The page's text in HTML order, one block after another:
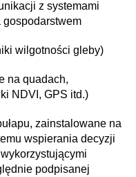
z systemami
wilgotności gleby)
na quadach,
NDVI, GPS itd.)
zainstalowane na
wspierania decyzji
podpisanej